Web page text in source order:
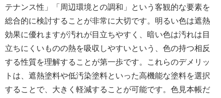
テナンス性」「周辺環境との調和」という客観的な要素を
総合的に検討することが非常に大切です。明るい色は遮熱
効果に優れますが汚れが目立ちやすく、暗い色は汚れは目
立ちにくいものの熱を吸収しやすいという、色の持つ相反
する性質を理解することが第一歩です。これらのデメリッ
トは、遮熱塗料や低汚染塗料といった高機能な塗料を選択
することで、大きく軽減することが可能です。色見本帳だ